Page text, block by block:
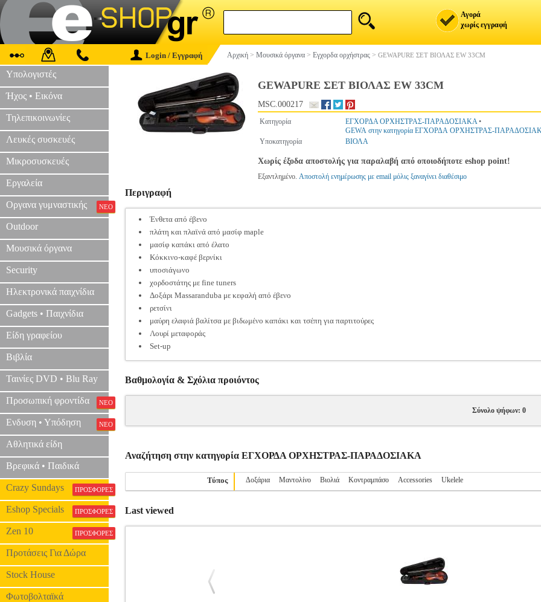
Αγορά
χωρίς εγγραφή
Login / Εγγραφή Αρχική > Μουσικά όργανα > Εγχορδα ορχήστρας > GEWAPURE ΣΕΤ ΒΙΟΛΑΣ EW 33CM
Υπολογιστές
Ήχος • Εικόνα
Τηλεπικοινωνίες
Λευκές συσκευές
Μικροσυσκευές
Εργαλεία
Οργανα γυμναστικής ΝΕΟ
Outdoor
Μουσικά όργανα
Security
Ηλεκτρονικά παιχνίδια
Gadgets • Παιχνίδια
Είδη γραφείου
Βιβλία
Ταινίες DVD • Blu Ray
Προσωπική φροντίδα ΝΕΟ
Ενδυση • Υπόδηση ΝΕΟ
Αθλητικά είδη
Βρεφικά • Παιδικά
Crazy Sundays ΠΡΟΣΦΟΡΕΣ
Eshop Specials ΠΡΟΣΦΟΡΕΣ
Zen 10 ΠΡΟΣΦΟΡΕΣ
Προτάσεις Για Δώρα
Stock House
Φωτοβολταϊκά
GEWAPURE ΣΕΤ ΒΙΟΛΑΣ EW 33CM
MSC.000217
Κατηγορία ΕΓΧΟΡΔΑ ΟΡΧΗΣΤΡΑΣ-ΠΑΡΑΔΟΣΙΑΚΑ•
GEWA στην κατηγορία ΕΓΧΟΡΔΑ ΟΡΧΗΣΤΡΑΣ-
Υποκατηγορία
ΒΙΟΛΑ
Χωρίς έξοδα αποστολής για παραλαβή από οποιοδήποτε eshop point!
Εξαντλημένο. Αποστολή ενημέρωσης με email μόλις ξαναγίνει διαθέσιμο
Περιγραφή
Ένθετα από έβενο
πλάτη και πλαϊνά από μασίφ maple
μασίφ καπάκι από έλατο
Κόκκινο-καφέ βερνίκι
υποσιάγωνο
χορδοστάτης με fine tuners
Δοξάρι Massaranduba με κεφαλή από έβενο
ρετσίνι
μαύρη ελαφιά βαλίτσα με βιδωμένο καπάκι και τσέπη για παρτιτούρες
Λουρί μεταφοράς
Set-up
Βαθμολογία & Σχόλια προιόντος
Σύνολο ψήφων: 0
Αναζήτηση στην κατηγορία ΕΓΧΟΡΔΑ ΟΡΧΗΣΤΡΑΣ-ΠΑΡΑΔΟΣΙΑΚΑ
Τύπος Δοξάρια Μαντολίνο Βιολιά Κοντραμπάσο Accessories Ukelele
Last viewed